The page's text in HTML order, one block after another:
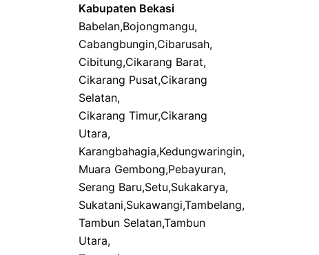
Kabupaten Bekasi
Babelan,Bojongmangu,
Cabangbungin,Cibarusah,
Cibitung,Cikarang Barat,
Cikarang Pusat,Cikarang
Selatan,
Cikarang Timur,Cikarang
Utara,
Karangbahagia,Kedungwaringin,
Muara Gembong,Pebayuran,
Serang Baru,Setu,Sukakarya,
Sukatani,Sukawangi,Tambelang,
Tambun Selatan,Tambun
Utara,